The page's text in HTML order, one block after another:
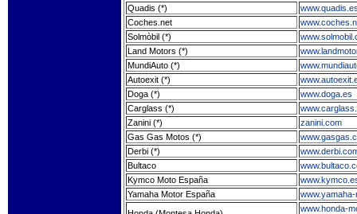
Quadis (*)
Coches.net
Solmòbil (*)
Land Motors (*)
MundiAuto (*)
Autoexit (*)
Doga (*)
www.doga.es
Carglass (*)
Zanini (*)
zanini.com
Gas Gas Motos (*)
Derbi (*)
Bultaco
Kymco Moto España
Yamaha Motor España
www.honda-